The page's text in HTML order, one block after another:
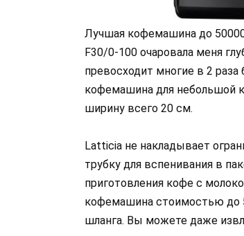
Лучшая кофемашина до
F30/0-100 очаровала меня
превосходит многие в 2
кофемашина для небольшой
ширину всего 20 см.
Latticia не накладывает
трубку для вспенивания в
приготовления кофе с
кофемашина стоимостью до
шланга. Вы можете даже